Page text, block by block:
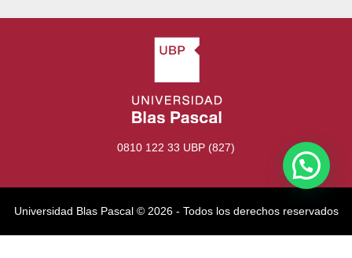
0810 122 33 UBP (827)
Universidad Blas Pascal ©️ 2026 - Todos los derechos reservados